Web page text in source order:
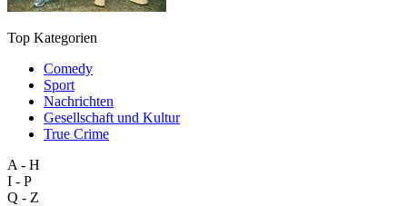
Top Kategorien
Comedy
Sport
Nachrichten
Gesellschaft und Kultur
True Crime
A - H
I - P
Q - Z